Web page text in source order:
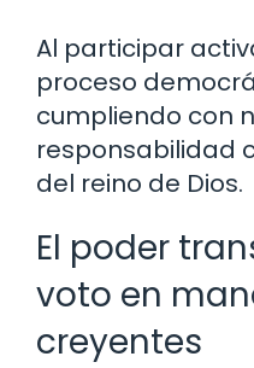
Al participar
proceso
cumpliendo con
responsabilidad
del reino de Dios.
El poder
voto en
creyentes